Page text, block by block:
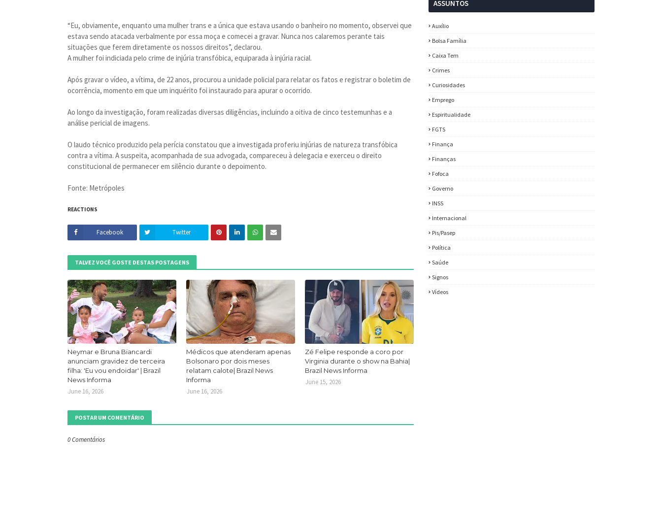
“Eu, obviamente, enquanto uma mulher trans e a única que estava usando o banheiro no momento, observei que
estava sendo atacada verbalmente por essa moça e comecei a gravar. Nunca nos calaremos perante tais
situações que ferem diretamente os nossos direitos”, declarou.
A mulher foi indiciada pelo crime de injúria transfóbica, equiparada à injúria racial.
Após gravar o vídeo, a vítima, de 22 anos, procurou a unidade policial para relatar os fatos e registrar o boletim de
ocorrência, momento em que um inquérito foi instaurado para apurar o ocorrido.
Ao longo da investigação, foram realizadas diversas diligências, incluindo a oitiva de cinco testemunhas e a
análise pericial de imagens.
O laudo técnico produzido pela perícia constatou que a investigada proferiu injúrias de natureza transfóbica
contra a vítima. A suspeita, acompanhada de sua advogada, compareceu à delegacia e exerceu o direito
constitucional de permanecer em silêncio durante o depoimento.
Fonte: Metrópoles
REACTIONS
Facebook Twitter
TALVEZ VOCÊ GOSTE DESTAS POSTAGENS
Neymar e Bruna Biancardi
anunciam gravidez de terceira
filha: 'Eu vou endoidar' | Brazil
News Informa
June 16, 2026
Médicos que atenderam apenas
Bolsonaro por dois meses
relatam calote| Brazil News
Informa
June 16, 2026
Zé Felipe responde a coro por
Virginia durante o show na Bahia|
Brazil News Informa
June 15, 2026
POSTAR UM COMENTÁRIO
0 Comentários
ASSUNTOS
Auxílio
Bolsa Família
Caixa Tem
Crimes
Curiosidades
Emprego
Espiritualidade
FGTS
Finança
Finanças
Fofoca
Governo
INSS
Internacional
Pis/Pasep
Política
Saúde
Signos
Vídeos